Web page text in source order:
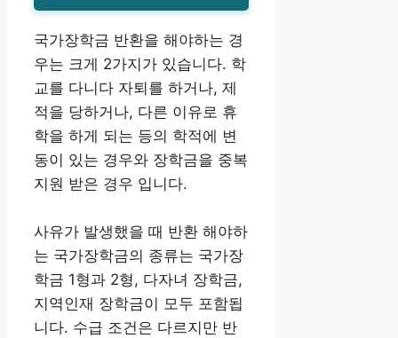
국가장학금 반환을 해야하는 경
우는 크게 2가지가 있습니다. 학
교를 다니다 자퇴를 하거나, 제
적을 당하거나, 다른 이유로 휴
학을 하게 되는 등의 학적에 변
동이 있는 경우와 장학금을 중복
지원 받은 경우 입니다.
사유가 발생했을 때 반환 해야하
는 국가장학금의 종류는 국가장
학금 1형과 2형, 다자녀 장학금,
지역인재 장학금이 모두 포함됩
니다. 수급 조건은 다르지만 반